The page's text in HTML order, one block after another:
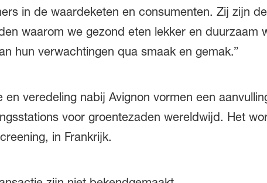
in de waardeketen en consumenten. Zij zijn
waarom we gezond eten lekker en duurzaam
hun verwachtingen qua smaak en gemak.”
veredeling nabij Avignon vormen een
voor groentezaden wereldwijd. Het
in Frankrijk.